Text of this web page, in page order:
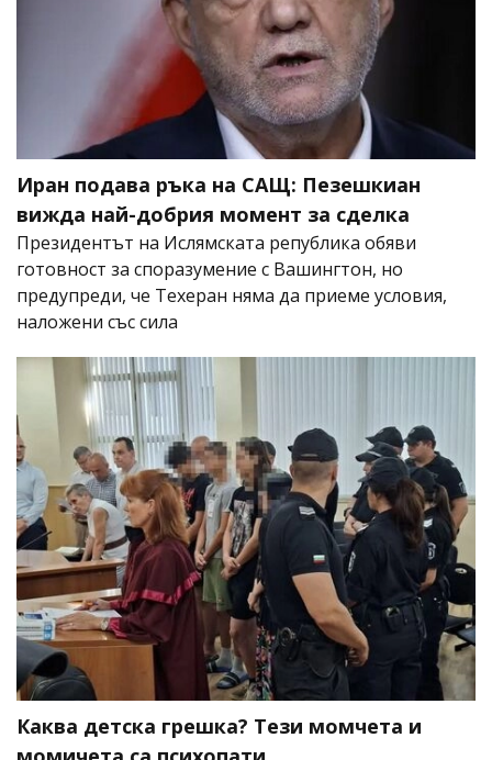
Иран подава ръка на САЩ: Пезешкиан
вижда най-добрия момент за сделка
Президентът на Ислямската република обяви
готовност за споразумение с Вашингтон, но
предупреди, че Техеран няма да приеме условия,
наложени със сила
Каква детска грешка? Тези момчета и